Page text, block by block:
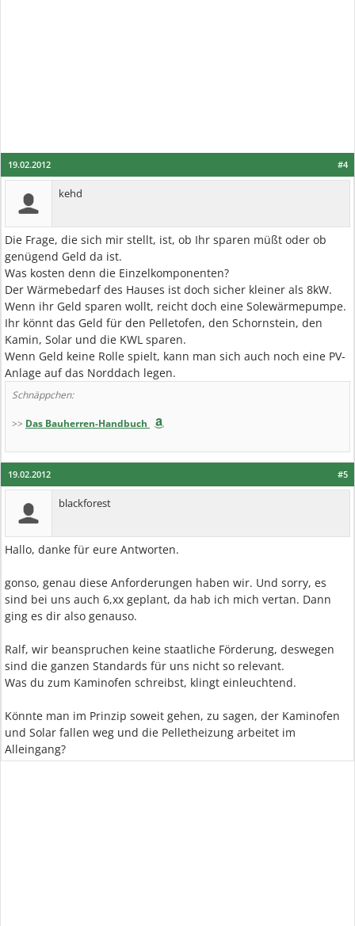
#4
19.02.2012
kehd
Die Frage, die sich mir stellt, ist, ob Ihr sparen müßt oder ob
genügend Geld da ist.
Was kosten denn die Einzelkomponenten?
Der Wärmebedarf des Hauses ist doch sicher kleiner als 8kW.
Wenn ihr Geld sparen wollt, reicht doch eine Solewärmepumpe.
Ihr könnt das Geld für den Pelletofen, den Schornstein, den
Kamin, Solar und die KWL sparen.
Wenn Geld keine Rolle spielt, kann man sich auch noch eine PV-
Anlage auf das Norddach legen.
Schnäppchen:
>> Das Bauherren-Handbuch
#5
19.02.2012
blackforest
Hallo, danke für eure Antworten.
gonso, genau diese Anforderungen haben wir. Und sorry, es
sind bei uns auch 6,xx geplant, da hab ich mich vertan. Dann
ging es dir also genauso.
Ralf, wir beanspruchen keine staatliche Förderung, deswegen
sind die ganzen Standards für uns nicht so relevant.
Was du zum Kaminofen schreibst, klingt einleuchtend.
Könnte man im Prinzip soweit gehen, zu sagen, der Kaminofen
und Solar fallen weg und die Pelletheizung arbeitet im
Alleingang?